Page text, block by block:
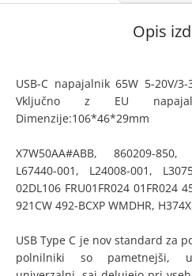
Opis
USB-C napajalnik 65W 5-20V/3-
Vključno z EU
Dimenzije:106*46*29mm
X7W50AA#ABB, 860209-
L67440-001, L24008-001,
02DL106 FRU01FR024 01FR024
921CW 492-BCXP WMDHR,
USB Type C je nov standard za
polnilniki so pametnejši,